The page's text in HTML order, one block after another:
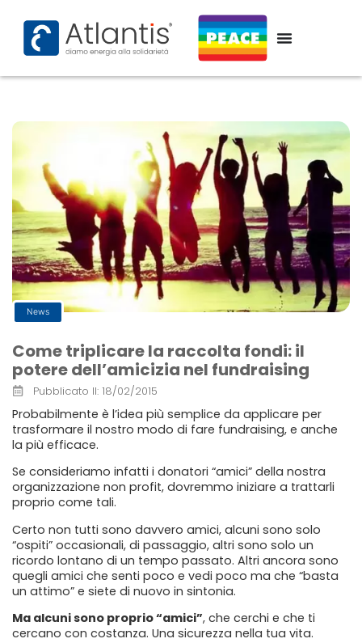
News
Come triplicare la raccolta fondi: il
potere dell’amicizia nel fundraising
Pubblicato Il: 18/02/2015
Probabilmente è l’idea più semplice da applicare per
trasformare il nostro modo di fare fundraising, e anche
la più efficace.
Se consideriamo infatti i donatori “amici” della nostra
organizzazione non profit, dovremmo iniziare a trattarli
proprio come tali.
Certo non tutti sono davvero amici, alcuni sono solo
“ospiti” occasionali, di passaggio, altri sono solo un
ricordo lontano di un tempo passato. Altri ancora sono
quegli amici che senti poco e vedi poco ma che “basta
un attimo” e siete di nuovo in sintonia.
Ma alcuni sono proprio “amici”, che cerchi e che ti
cercano con costanza. Una sicurezza nella tua vita.